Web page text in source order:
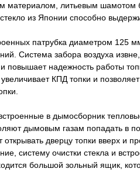
литьевым шамотом
из Японии способно
патрубка диаметром
Система забора воздуха
надежность работы
КПД топки и
в дымосборник
дымовым газам попадать в
дверцу топки вверх и
систему очистки стекла и
большой зольный ящик,